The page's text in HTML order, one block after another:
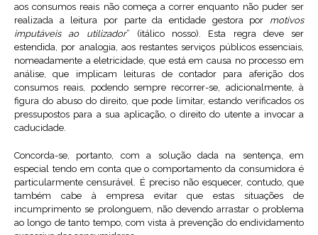
aos consumos reais não começa a correr enquanto não puder ser
realizada a leitura por parte da entidade gestora por motivos
imputáveis ao utilizador” (itálico nosso). Esta regra deve ser
estendida, por analogia, aos restantes serviços públicos essenciais,
nomeadamente a eletricidade, que está em causa no processo em
análise, que implicam leituras de contador para aferição dos
consumos reais, podendo sempre recorrer-se, adicionalmente, à
figura do abuso do direito, que pode limitar, estando verificados os
pressupostos para a sua aplicação, o direito do utente a invocar a
caducidade.
Concorda-se, portanto, com a solução dada na sentença, em
especial tendo em conta que o comportamento da consumidora é
particularmente censurável. É preciso não esquecer, contudo, que
também cabe à empresa evitar que estas situações de
incumprimento se prolonguem, não devendo arrastar o problema
ao longo de tanto tempo, com vista à prevenção do endividamento